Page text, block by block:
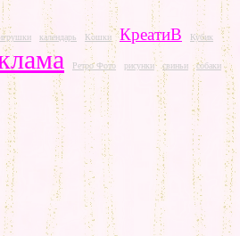
игрушки календарь Кошки КреатиВ Кубик
Ретро Фото рисунки свиньи собаки